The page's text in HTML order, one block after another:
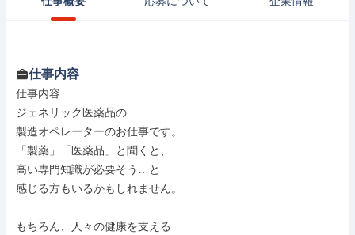
仕事内容
仕事内容
ジェネリック医薬品の
製造オペレーターのお仕事です。
「製薬」「医薬品」と聞くと、
高い専門知識が必要そう…と
感じる方もいるかもしれません。
もちろん、人々の健康を支える